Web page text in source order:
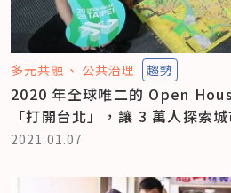
多元共融 公共治理 趨勢
2020 年全球唯二的 Open
「打開台北」，讓 3 萬人探索
2021.01.07